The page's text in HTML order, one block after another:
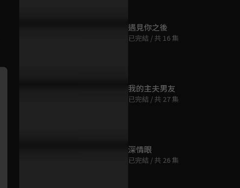
遇見你之後
已完結 / 共 16 集
我的主夫男友
已完結 / 共 27 集
深情眼
已完結 / 共 26 集